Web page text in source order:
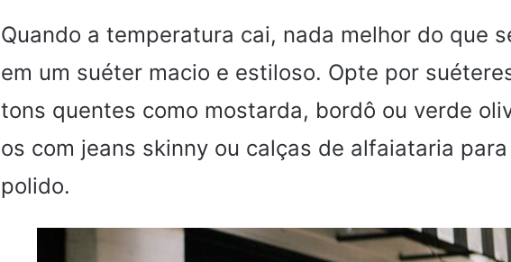
Quando a temperatura cai, nada melhor do que
em um suéter macio e estiloso. Opte por
tons quentes como mostarda, bordô ou verde
os com jeans skinny ou calças de alfaiataria
polido.